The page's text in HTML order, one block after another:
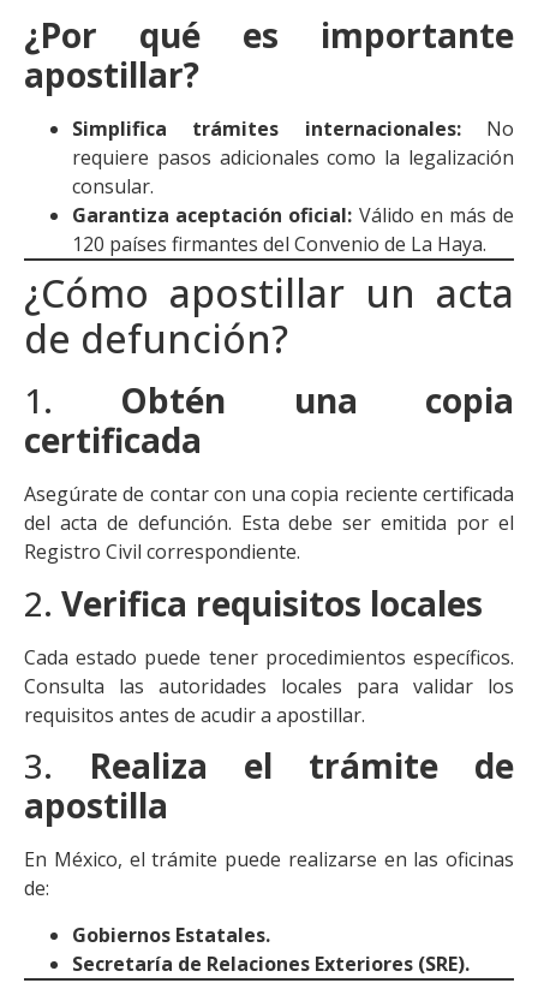
¿Por qué es importante
apostillar?
Simplifica trámites internacionales:No
requiere pasos adicionales como la legalización
consular.
Garantiza aceptación oficial: Válido en más de
120 países firmantes del Convenio de La Haya.
¿Cómo apostillar un acta
de defunción?
1. Obtén una copia
certificada
Asegúrate de contar con una copia reciente certificada
del acta de defunción. Esta debe ser emitida por el
Registro Civil correspondiente.
2. Verifica requisitos locales
Cada estado puede tener procedimientos específicos.
Consulta las autoridades locales para validar los
requisitos antes de acudir a apostillar.
3. Realiza el trámite de
apostilla
En México, el trámite puede realizarse en las oficinas
de:
Gobiernos Estatales.
Secretaría de Relaciones Exteriores (SRE).